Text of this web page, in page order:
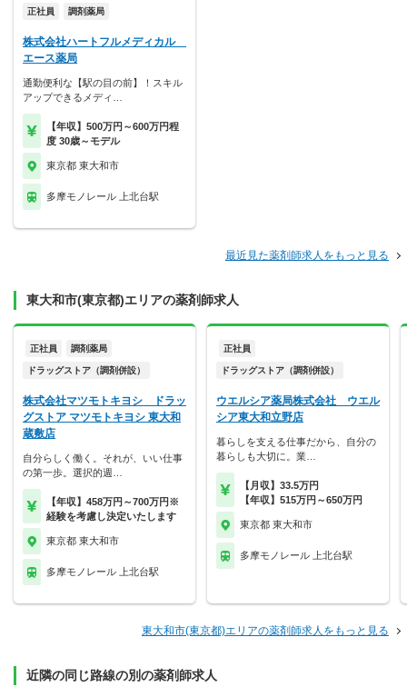
正社員 調剤薬局
株式会社ハートフルメディカル
エース薬局
通勤便利な【駅の目の前】！スキル
アップできるメディ…
【年収】500万円～600万円程
度 30歳～モデル
東京都 東大和市
多摩モノレール 上北台駅
最近見た薬剤師求人をもっと見る
東大和市(東京都)エリアの薬剤師求人
正社員 調剤薬局
ドラッグストア（調剤併設）
株式会社マツモトキヨシ ドラッ
グストア マツモトキヨシ 東大和
蔵敷店
自分らしく働く。それが、いい仕事
の第一歩。選択的週…
【年収】458万円～700万円※
経験を考慮し決定いたします
東京都 東大和市
多摩モノレール 上北台駅
正社員
ドラッグストア（調剤併設）
ウエルシア薬局株式会社 ウエル
シア東大和立野店
暮らしを支える仕事だから、自分の
暮らしも大切に。業…
【月収】33.5万円
【年収】515万円～650万円
東京都 東大和市
多摩モノレール 上北台駅
東大和市(東京都)エリアの薬剤師求人をもっと見る
近隣の同じ路線の別の薬剤師求人